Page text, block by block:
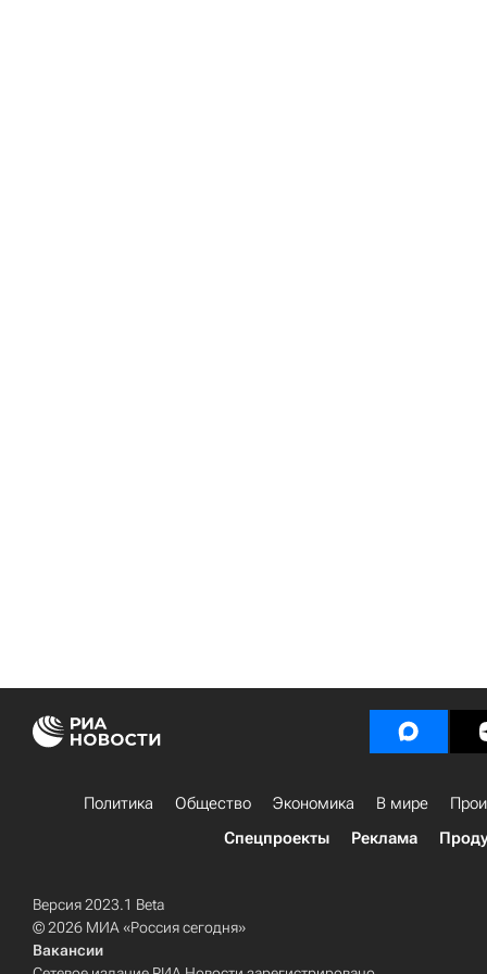
Политика Общество Экономика В мире
Спецпроекты
Реклама
Версия 2023.1 Beta
© 2026 МИА «Россия сегодня»
Вакансии